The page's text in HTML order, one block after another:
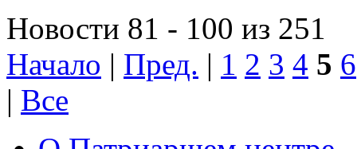
Новости 81 - 100 из 251
Начало | Пред. | 1 2 3 4 5 6
| Все